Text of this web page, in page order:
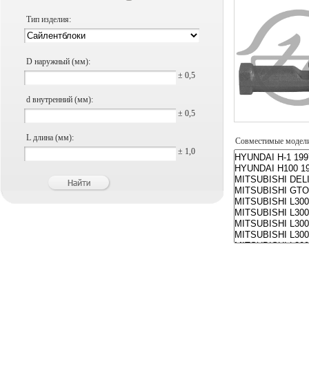
Тип изделия:
D наружный (мм):
± 0,5
d внутренний (мм):
± 0,5
L длина (мм):
± 1,0
Совместимые